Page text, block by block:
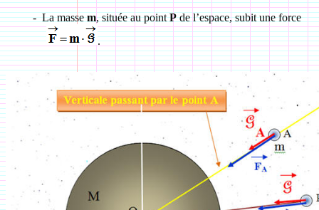
- La massem, située au pointPde l’espace, subit une force
.